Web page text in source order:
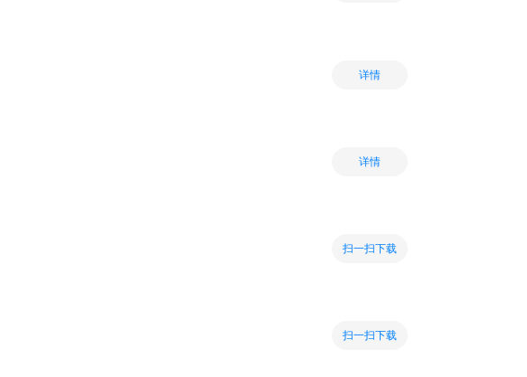
详情
详情
扫一扫下载
扫一扫下载